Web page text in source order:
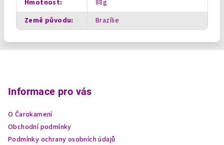
Hmotnost:
88g
Země původu: Brazílie
Informace pro vás
O Čarokamení
Obchodní podmínky
Podmínky ochrany osobních údajů